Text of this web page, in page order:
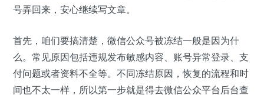
号弄回来，安心继续写文章。
首先，咱们要搞清楚，微信公众号被冻结一般是因为什
么。常见原因包括违规发布敏感内容、账号异常登录、支
付问题或者资料不全等。不同冻结原因，恢复的流程和时
间也不太一样，所以第一步就是得去微信公众平台后台查